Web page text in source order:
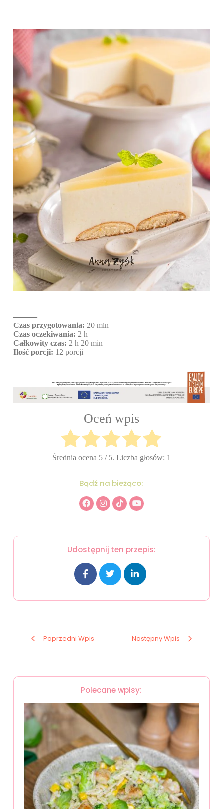
———
Czas przygotowania: 20 min
Czas oczekiwania: 2 h
Całkowity czas: 2 h 20 min
Ilość porcji: 12 porcji
Oceń wpis
Średnia ocena 5/ 5. Liczba głosów: 1
Bądź na bieżąco:
Udostępnij ten przepis:
Poprzedni Wpis Następny Wpis
Polecane wpisy: